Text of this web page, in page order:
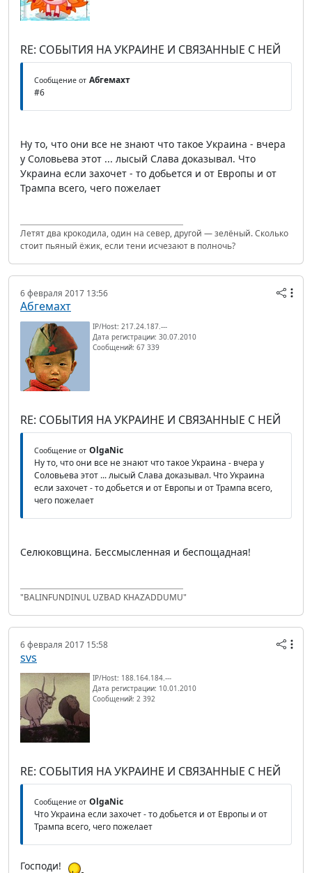
RE: СОБЫТИЯ НА УКРАИНЕ И СВЯЗАННЫЕ С НЕЙ
Сообщение от Абгемахт
#6
Ну то, что они все не знают что такое Украина - вчера
у Соловьева этот ... лысый Слава доказывал. Что
Украина если захочет - то добьется и от Европы и от
Трампа всего, чего пожелает
Летят два крокодила, один на север, другой — зелёный. Сколько
стоит пьяный ёжик, если тени исчезают в полночь?
6 февраля 2017 13:56
Абгемахт
IP/Host: 217.24.187.---
Дата регистрации: 30.07.2010
Сообщений: 67 339
RE: СОБЫТИЯ НА УКРАИНЕ И СВЯЗАННЫЕ С НЕЙ
Сообщение от OlgaNic
Ну то, что они все не знают что такое Украина - вчера у
Соловьева этот ... лысый Слава доказывал. Что Украина
если захочет - то добьется и от Европы и от Трампа всего,
чего пожелает
Селюковщина. Бессмысленная и беспощадная!
"BALINFUNDINUL UZBAD KHAZADDUMU"
6 февраля 2017 15:58
svs
IP/Host: 188.164.184.---
Дата регистрации: 10.01.2010
Сообщений: 2 392
RE: СОБЫТИЯ НА УКРАИНЕ И СВЯЗАННЫЕ С НЕЙ
Сообщение от OlgaNic
Что Украина если захочет - то добьется и от Европы и от
Трампа всего, чего пожелает
Господи!